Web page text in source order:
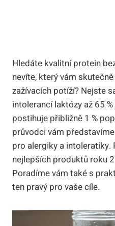
Hledáte kvalitní protein
nevíte, který vám
zažívacích potíží? Nejste
intolerancí laktózy až 65 %
postihuje přibližně 1 %
průvodci vám
pro alergiky a intoleratiky.
nejlepších produktů roku
Poradíme vám také s
ten pravý pro vaše cíle.